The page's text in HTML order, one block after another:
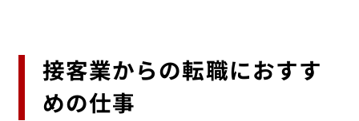
接客業からの転職におすす
めの仕事